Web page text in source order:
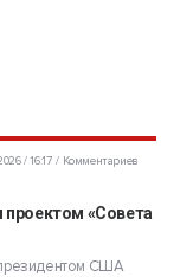
/ 16:17
Комментариев
«Совета
США